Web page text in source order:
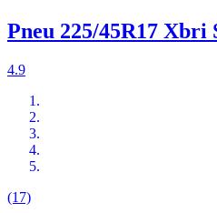
Pneu 225/45R17 Xbri
4.9
(17)